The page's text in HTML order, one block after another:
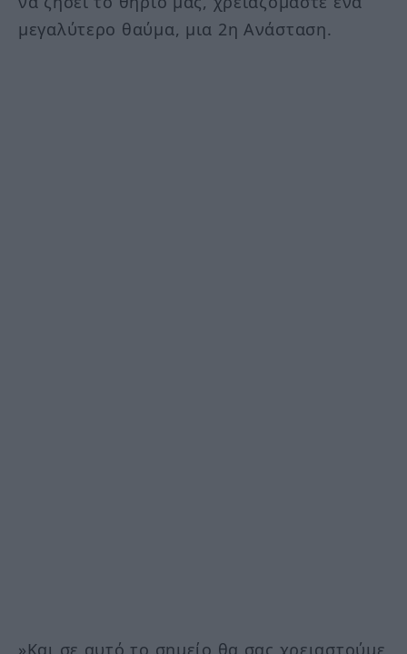
μεγαλύτερο θαύμα, μια 2η Ανάσταση.
»Και σε αυτό το σημείο θα σας χρειαστούμε